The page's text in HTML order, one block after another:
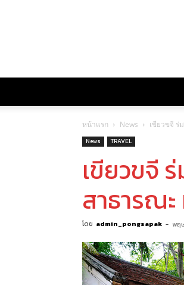
หน้าแรก News เขียวขจี ร่
News TRAVEL
เขียวขจี
สาธารณ
โดย admin_pongsapak - พฤ